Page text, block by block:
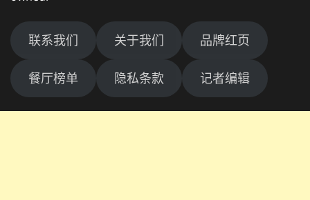
联系我们 关于我们 品牌红页
餐厅榜单 隐私条款 记者编辑